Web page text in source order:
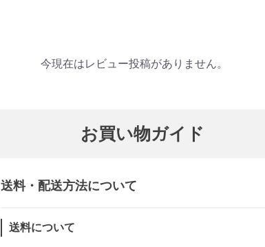
今現在はレビュー投稿がありません。
お買い物ガイド
送料・配送方法について​
送料について